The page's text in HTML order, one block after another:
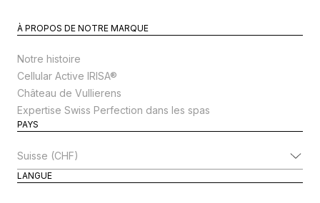
À PROPOS DE NOTRE MARQUE
Notre histoire
Cellular Active IRISA®
Château de Vullierens
Expertise Swiss Perfection dans les spas
PAYS
Modifier le pays
LANGUE